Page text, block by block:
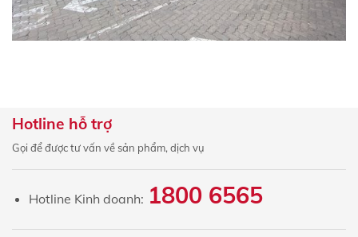
Hotline hỗ trợ
Gọi để được tư vấn về sản phẩm, dịch vụ
Hotline Kinh doanh: 1800 6565